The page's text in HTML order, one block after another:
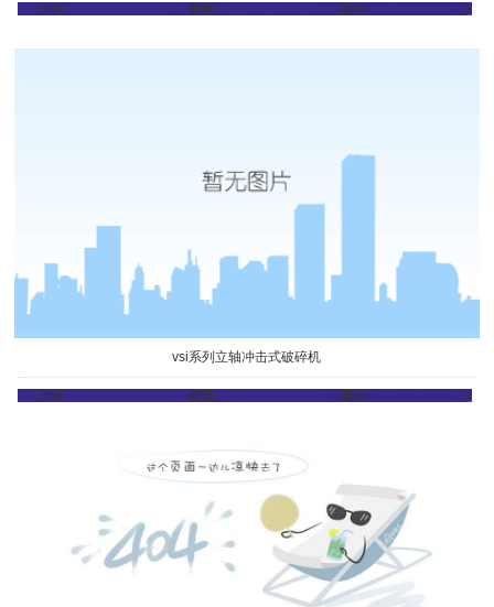
介绍 参数 案例
vsi系列立轴冲击式破碎机
介绍 参数 案例